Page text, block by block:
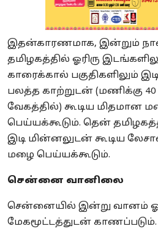
இதன்காரணமாக, இன்றும்
தமிழகத்தில் ஓரிரு
காரைக்கால் பகுதிகளிலும்
பலத்த காற்றுடன் (மணிக்கு
வேகத்தில்) கூடிய மிதமான
பெய்யக்கூடும். தென்
இடி மின்னலுடன் கூடிய
மழை பெய்யக்கூடும்.
சென்னை வானிலை
சென்னையில் இன்று வானம்
மேகமூட்டத்துடன்